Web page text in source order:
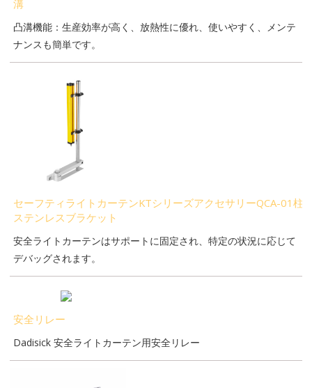
溝
凸溝機能：生産効率が高く、放熱性に優れ、使いやすく、メンテ
ナンスも簡単です。
セーフティライトカーテンKTシリーズアクセサリーQCA-01柱
ステンレスブラケット
安全ライトカーテンはサポートに固定され、特定の状況に応じて
デバッグされます。
安全リレー
Dadisick 安全ライトカーテン用安全リレー